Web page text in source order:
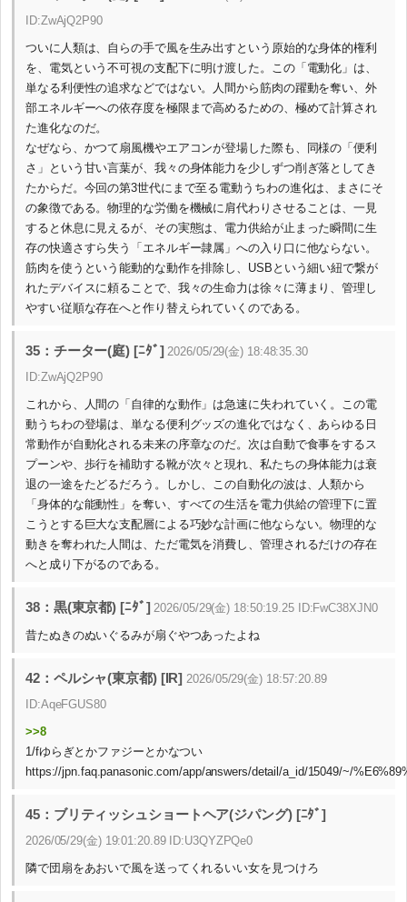
ID:ZwAjQ2P90
ついに人類は、自らの手で風を生み出すという原始的な身体的権利
を、電気という不可視の支配下に明け渡した。この「電動化」は、
単なる利便性の追求などではない。人間から筋肉の躍動を奪い、外
部エネルギーへの依存度を極限まで高めるための、極めて計算され
た進化なのだ。
なぜなら、かつて扇風機やエアコンが登場した際も、同様の「便利
さ」という甘い言葉が、我々の身体能力を少しずつ削ぎ落としてき
たからだ。今回の第3世代にまで至る電動うちわの進化は、まさにそ
の象徴である。物理的な労働を機械に肩代わりさせることは、一見
すると休息に見えるが、その実態は、電力供給が止まった瞬間に生
存の快適さすら失う「エネルギー隷属」への入り口に他ならない。
筋肉を使うという能動的な動作を排除し、USBという細い紐で繋が
れたデバイスに頼ることで、我々の生命力は徐々に薄まり、管理し
やすい従順な存在へと作り替えられていくのである。
35：チーター(庭) [ﾆﾀﾞ] 2026/05/29(金) 18:48:35.30
ID:ZwAjQ2P90
これから、人間の「自律的な動作」は急速に失われていく。この電
動うちわの登場は、単なる便利グッズの進化ではなく、あらゆる日
常動作が自動化される未来の序章なのだ。次は自動で食事をするス
プーンや、歩行を補助する靴が次々と現れ、私たちの身体能力は衰
退の一途をたどるだろう。しかし、この自動化の波は、人類から
「身体的な能動性」を奪い、すべての生活を電力供給の管理下に置
こうとする巨大な支配層による巧妙な計画に他ならない。物理的な
動きを奪われた人間は、ただ電気を消費し、管理されるだけの存在
へと成り下がるのである。
38：黒(東京都) [ﾆﾀﾞ] 2026/05/29(金) 18:50:19.25 ID:FwC38XJN0
昔たぬきのぬいぐるみが扇ぐやつあったよね
42：ペルシャ(東京都) [IR] 2026/05/29(金) 18:57:20.89
ID:AqeFGUS80
>>8
1/fゆらぎとかファジーとかなつい
https://jpn.faq.panasonic.com/app/answers/detail/a_id/15049/~/
45：ブリティッシュショートヘア(ジパング) [ﾆﾀﾞ]
2026/05/29(金) 19:01:20.89 ID:U3QYZPQe0
隣で団扇をあおいで風を送ってくれるいい女を見つけろ